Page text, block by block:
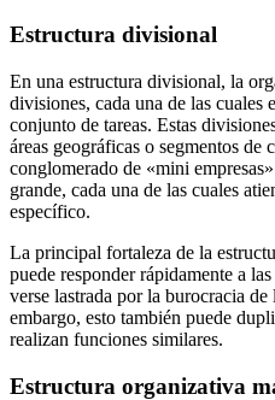
Estructura divisional
En una estructura divisional, la
divisiones, cada una de las cuales
conjunto de tareas. Estas
áreas geográficas o segmentos de
conglomerado de «mini
grande, cada una de las cuales
específico.
La principal fortaleza de la
puede responder rápidamente a
verse lastrada por la burocracia
embargo, esto también puede
realizan funciones similares.
Estructura organizativa